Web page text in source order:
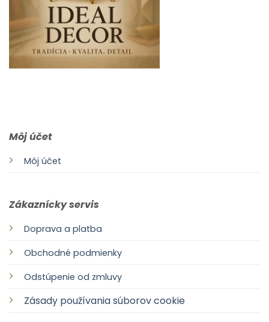
Môj účet
Môj účet
Zákaznícky servis
Doprava a platba
Obchodné podmienky
Odstúpenie od zmluvy
Zásady používania súborov cookie